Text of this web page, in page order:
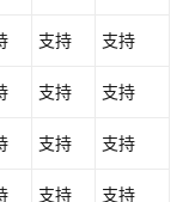
支持 支持
支持 支持
支持 支持
支持 支持